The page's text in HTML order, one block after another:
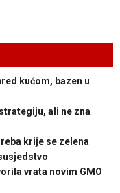
kućom, bazen u
ali ne zna
krije se zelena
vrata novim GMO